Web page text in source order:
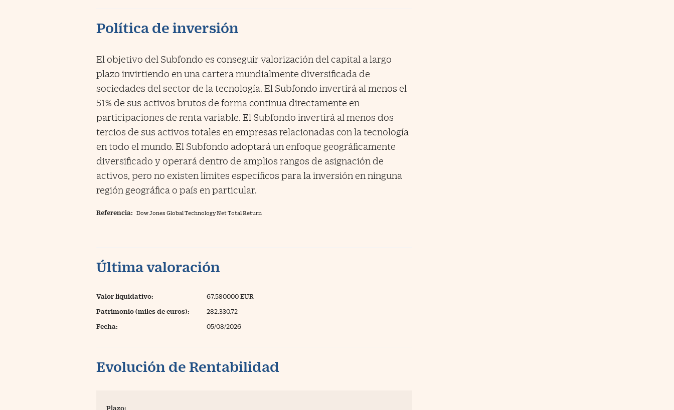
Política de inversión
El objetivo del Subfondo es conseguir valorización del capital a largo
plazo invirtiendo en una cartera mundialmente diversificada de
sociedades del sector de la tecnología. El Subfondo invertirá al menos el
51% de sus activos brutos de forma continua directamente en
participaciones de renta variable. El Subfondo invertirá al menos dos
tercios de sus activos totales en empresas relacionadas con la tecnología
en todo el mundo. El Subfondo adoptará un enfoque geográficamente
diversificado y operará dentro de amplios rangos de asignación de
activos, pero no existen límites específicos para la inversión en ninguna
región geográfica o país en particular.
Referencia: Dow Jones Global Technology Net Total Return
Última valoración
Valor liquidativo: 67,580000 EUR
Patrimonio (miles de euros): 282.330,72
Fecha: 05/08/2026
Evolución de Rentabilidad
Plazo: